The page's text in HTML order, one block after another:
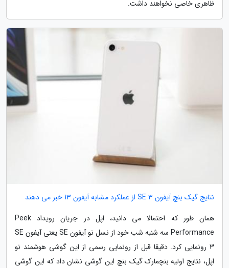
ظاهری خاصی نخواهند داشت.
نتایج گیک بنچ آیفون SE 3 از عملکرد مشابه آیفون 13 خبر می دهند
همان طور که احتمالا می دانید، اپل در جریان رویداد Peek
Performance سه شنبه شب خود از نسل نو آیفون SE یعنی آیفون SE
3 رونمایی کرد. دقیقا قبل از رونمایی رسمی از این گوشی هوشمند نو
اپل، نتایج اولیه بنچمارک گیک بنچ این گوشی نشان داد که این گوشی